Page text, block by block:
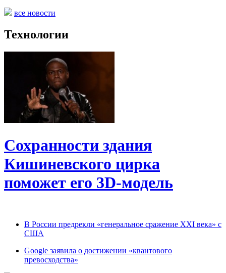
все новости
Технологии
Сохранности здания
Кишиневского цирка
поможет его 3D-модель
В России предрекли «генеральное сражение XXI века» с
США
Google заявила о достижении «квантового
превосходства»